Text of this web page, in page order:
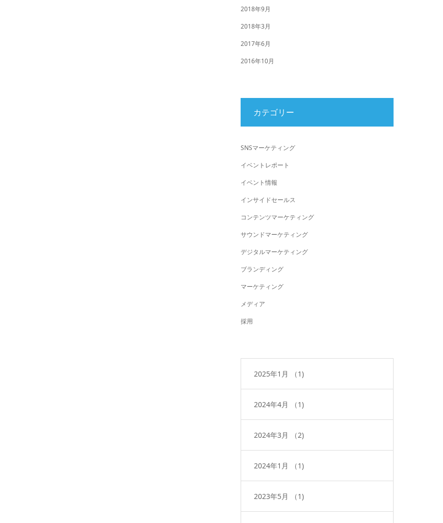
2018年9月
2018年3月
2017年6月
2016年10月
カテゴリー
SNSマーケティング
イベントレポート
イベント情報
インサイドセールス
コンテンツマーケティング
サウンドマーケティング
デジタルマーケティング
ブランディング
マーケティング
メディア
採用
2025年1月 （1)
2024年4月 （1)
2024年3月 （2)
2024年1月 （1)
2023年5月 （1)